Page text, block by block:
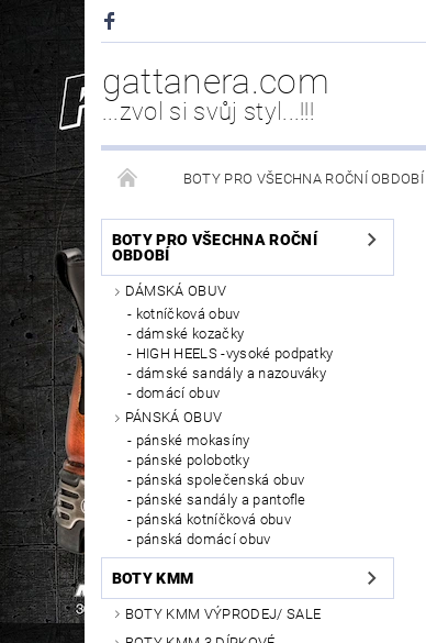
gattanera.com
...zvol si svůj styl...!!!
BOTY PRO VŠECHNA ROČNÍ OBDOBÍ
NEW ROCK DOPLŇKY/NÁHRADNÍ DÍLY
PÉČE O OBUV
BOTY PRO VŠECHNA ROČNÍ
OBDOBÍ
DÁMSKÁ OBUV
kotníčková obuv
dámské kozačky
HIGH HEELS -vysoké podpatky
dámské sandály a nazouváky
domácí obuv
PÁNSKÁ OBUV
pánské mokasíny
pánské polobotky
pánská společenská obuv
pánské sandály a pantofle
pánská kotníčková obuv
pánská domácí obuv
BOTY KMM
BOTY KMM VÝPRODEJ/ SALE